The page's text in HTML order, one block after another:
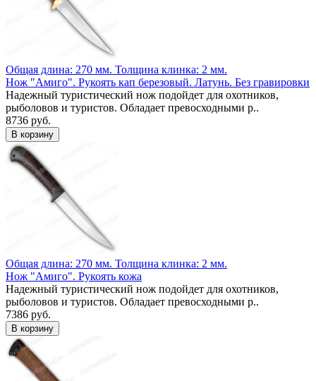
Общая длина: 270 мм. Толщина клинка: 2 мм.
Нож "Амиго". Рукоять кап березовый. Латунь. Без гравировки
Надежный туристический нож подойдет для охотников,
рыболовов и туристов. Обладает превосходными р..
8736 руб.
Общая длина: 270 мм. Толщина клинка: 2 мм.
Нож "Амиго". Рукоять кожа
Надежный туристический нож подойдет для охотников,
рыболовов и туристов. Обладает превосходными р..
7386 руб.